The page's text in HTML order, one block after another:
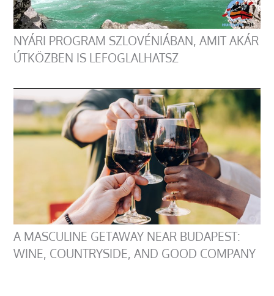
NYÁRI PROGRAM SZLOVÉNIÁBAN, AMIT AKÁR
ÚTKÖZBEN IS LEFOGLALHATSZ
A MASCULINE GETAWAY NEAR BUDAPEST:
WINE, COUNTRYSIDE, AND GOOD COMPANY